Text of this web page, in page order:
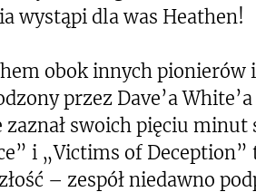
wystąpi dla was Heathen!
obok innych pionierów
przez Dave’a
swoich pięciu minut
i „Victims of Deception”
– zespół niedawno